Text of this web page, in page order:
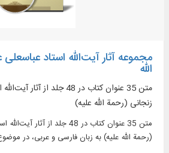
مجموعه آثار آیت‌الله استاد
الله
متن 35 عنوان کتاب در 48 جلد
زنجانی (رحمة الله علیه)
متن 35 عنوان کتاب در 48 جلد از
(رحمة الله علیه) به زبان فارسی و عربی، در